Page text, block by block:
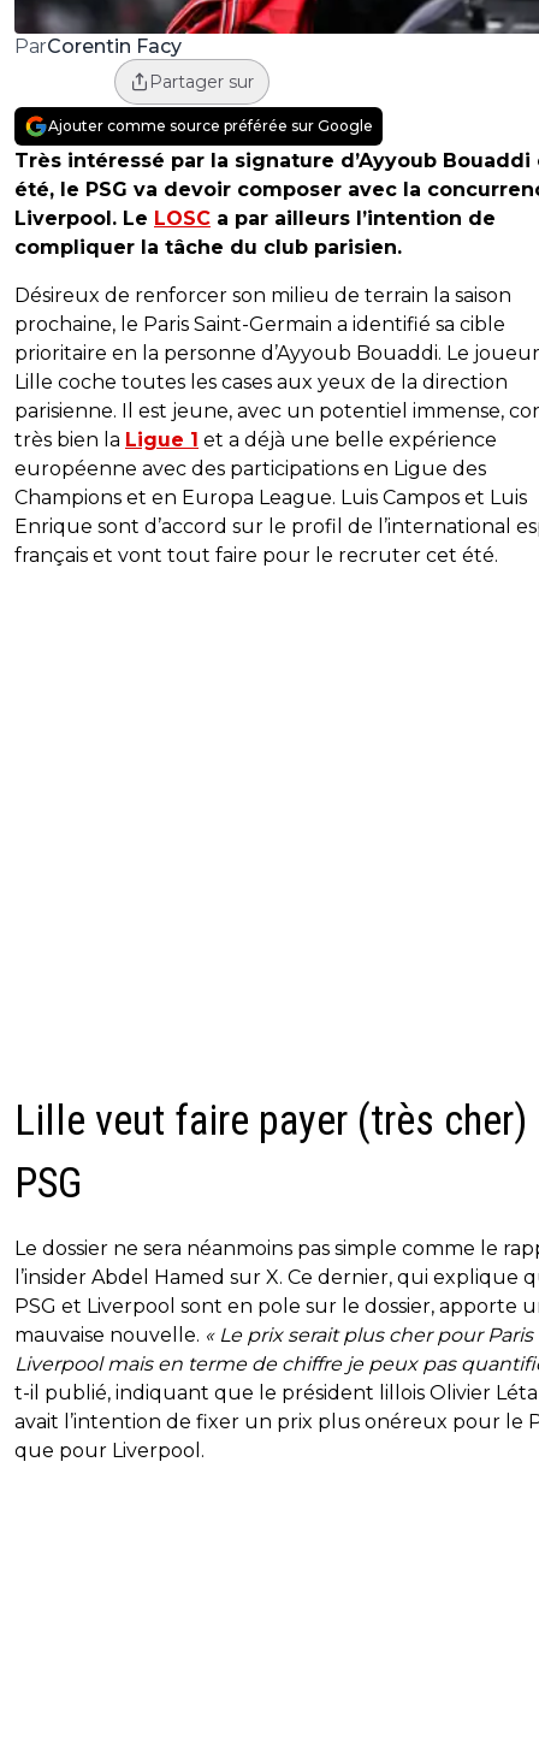
ParCorentin Facy
Partager sur
Ajouter comme source préférée sur Google
Très intéressé par la signature d’Ayyoub Bouaddi
été, le PSG va devoir composer avec la
Liverpool. Le LOSC a par ailleurs l’intention de
compliquer la tâche du club parisien.
Désireux de renforcer son milieu de terrain la saison
prochaine, le Paris Saint-Germain a identifié sa cible
prioritaire en la personne d’Ayyoub Bouaddi. Le
Lille coche toutes les cases aux yeux de la direction
parisienne. Il est jeune, avec un potentiel immense,
très bien la Ligue 1 et a déjà une belle expérience
européenne avec des participations en Ligue des
Champions et en Europa League. Luis Campos et Luis
Enrique sont d’accord sur le profil de l’international
français et vont tout faire pour le recruter cet été.
Lille veut faire payer (très cher)
PSG
Le dossier ne sera néanmoins pas simple comme le
l’insider Abdel Hamed sur X. Ce dernier, qui explique
PSG et Liverpool sont en pole sur le dossier, apporte
mauvaise nouvelle. « Le prix serait plus cher pour
Liverpool mais en terme de chiffre je peux pas
t-il publié, indiquant que le président lillois Olivier
avait l’intention de fixer un prix plus onéreux pour le
que pour Liverpool.